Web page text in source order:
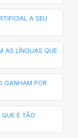
A SEU
AS LÍNGUAS QUE
GANHAM POR
É TÃO